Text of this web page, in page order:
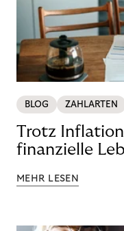
BLOG ZAHLARTEN
Trotz
finanzielle
MEHR LESEN